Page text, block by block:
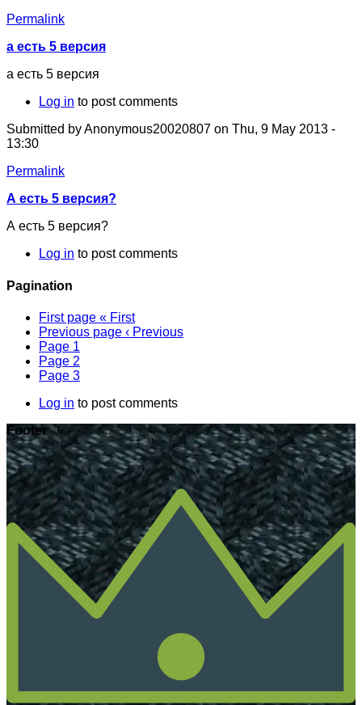
Permalink
а есть 5 версия
а есть 5 версия
Log in to post comments
Submitted byAnonymous20020807 on Thu, 9 May 2013 -
13:30
Permalink
А есть 5 версия?
А есть 5 версия?
Log in to post comments
Pagination
First page « First
Previous page ‹ Previous
Page 1
Page 2
Page 3
Log in to post comments
Footer